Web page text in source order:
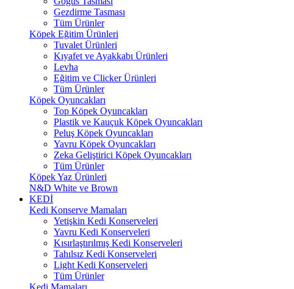
Gezdirme Tasması
Tüm Ürünler
Köpek Eğitim Ürünleri
Tuvalet Ürünleri
Kıyafet ve Ayakkabı Ürünleri
Levha
Eğitim ve Clicker Ürünleri
Tüm Ürünler
Köpek Oyuncakları
Top Köpek Oyuncakları
Plastik ve Kauçuk Köpek Oyuncakları
Peluş Köpek Oyuncakları
Yavru Köpek Oyuncakları
Zeka Geliştirici Köpek Oyuncakları
Tüm Ürünler
Köpek Yaz Ürünleri
N&D White ve Brown
KEDİ
Kedi Konserve Mamaları
Yetişkin Kedi Konserveleri
Yavru Kedi Konserveleri
Kısırlaştırılmış Kedi Konserveleri
Tahılsız Kedi Konserveleri
Light Kedi Konserveleri
Tüm Ürünler
Kedi Mamaları